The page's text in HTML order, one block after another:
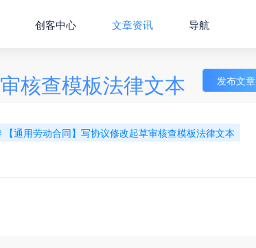
创客中心 文章资讯 导航
核查模板法律文本 发布文章
【通用劳动合同】写协议修改起草审核查模板法律文本